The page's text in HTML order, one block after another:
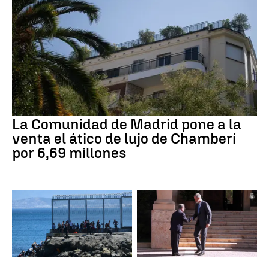
La Comunidad de Madrid pone a la
venta el ático de lujo de Chamberí
por 6,69 millones